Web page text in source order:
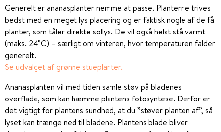
Generelt er ananasplanter nemme at passe. Planterne trives
bedst med en meget lys placering og er faktisk nogle af de få
planter, som tåler direkte sollys. De vil også helst stå varmt
(maks. 24°C) – særligt om vinteren, hvor temperaturen falder
generelt.
Se udvalget af grønne stueplanter.
Ananasplanten vil med tiden samle støv på bladenes
overflade, som kan hæmme plantens fotosyntese. Derfor er
det vigtigt for plantens sundhed, at du ”støver planten af”, så
lyset kan trænge ned til bladene. Plantens blade bliver